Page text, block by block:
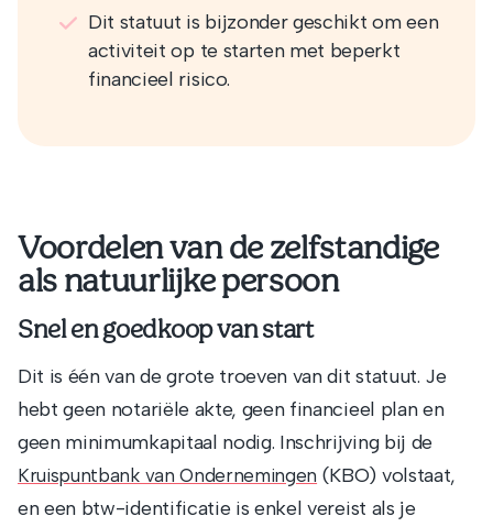
Dit statuut is bijzonder geschikt om een
activiteit op te starten met beperkt
financieel risico.
Voordelen van de zelfstandige
als natuurlijke persoon
Snel en goedkoop van start
Dit is één van de grote troeven van dit statuut. Je
hebt geen notariële akte, geen financieel plan en
geen minimumkapitaal nodig. Inschrijving bij de
Kruispuntbank van Ondernemingen (KBO) volstaat,
en een btw-identificatie is enkel vereist als je